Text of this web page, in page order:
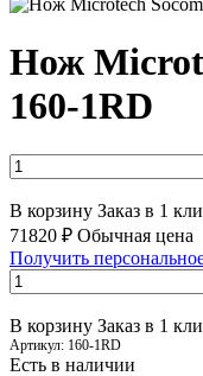
Нож
160-1RD
В корзину Заказ в 1
71820 ₽ Обычная цена
Получить
В корзину Заказ в 1
Артикул: 160-1RD
Есть в наличии